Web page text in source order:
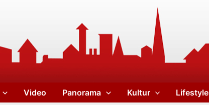
Video Panorama Kultur Lifestyle